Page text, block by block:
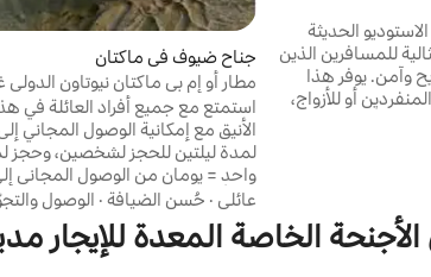
الحديثة
للمسافرين الذين
وآمن. يوفر هذا
أو للأزواج،
إلى أقصى حد مع
المكان بسهولة
الباج، مما
سيبو.
جناح ضيوف في ماكتان
مطار أو إم بي ماكتان نيوتاون
نوم/2.5 حمام
استمتع مع جميع أفراد العائلة في
الأنيق مع إمكانية الوصول المجاني
لمدة ليلتين للحجز لشخصين، وحجز
واحد = يومان من الوصول المجاني
× 4 أشخاص. غرفة نوم رئيسية
وسرير أريكة و5 غرف مع
مطبخ كاملة وأدوات طهي لمساعدتك
عائلي · حُسن الضيافة · الوصول
الخاصة المعدة للإيجار